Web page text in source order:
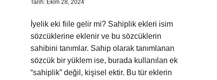
Tarih: Ekim 28, 2024
İyelik eki fiile gelir mi? Sahiplik ekleri isim
sözcüklerine eklenir ve bu sözcüklerin
sahibini tanımlar. Sahip olarak tanımlanan
sözcük bir yüklem ise, burada kullanılan ek
“sahiplik” değil, kişisel ektir. Bu tür eklerin